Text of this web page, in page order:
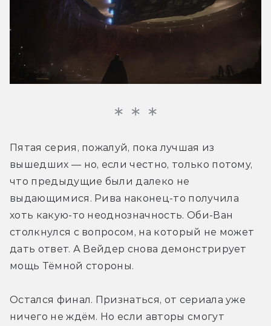
Пятая серия, пожалуй, пока лучшая из
вышедших — но, если честно, только потому,
что предыдущие были далеко не
выдающимися. Рива наконец-то получила
хоть какую-то неоднозначность. Оби-Ван
столкнулся с вопросом, на который не может
дать ответ. А Вейдер снова демонстрирует
мощь Тёмной стороны.
Остался финал. Признаться, от сериала уже
ничего не ждём. Но если авторы смогут